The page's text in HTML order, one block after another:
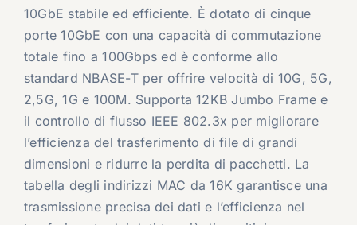
10GbE stabile ed efficiente. È dotato di cinque
porte 10GbE con una capacità di commutazione
totale fino a 100Gbps ed è conforme allo
standard NBASE-T per offrire velocità di 10G, 5G,
2,5G, 1G e 100M. Supporta 12KB Jumbo Frame e
il controllo di flusso IEEE 802.3x per migliorare
l’efficienza del trasferimento di file di grandi
dimensioni e ridurre la perdita di pacchetti. La
tabella degli indirizzi MAC da 16K garantisce una
trasmissione precisa dei dati e l’efficienza nel